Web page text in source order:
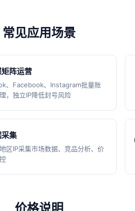
常见应用场景
阵运营
、Facebook、Instagram批量账
，独立IP降低封号风险
集
区IP采集市场数据、竞品分析、价